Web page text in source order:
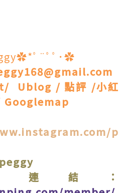
ﾟ¨ﾟﾟ･✿
Ublog / 點評 /小紅
p
結：